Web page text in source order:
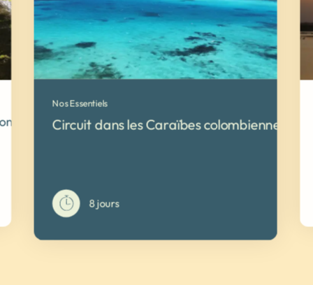
Nos Essentiels
Circuit dans les Caraïbes colombiennes
8 jours